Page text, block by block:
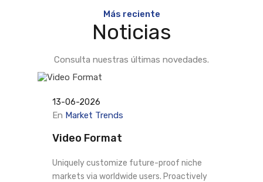
Más reciente
Noticias
Consulta nuestras últimas novedades.
13-06-2026
En Market Trends
Video Format
Uniquely customize future-proof niche
markets via worldwide users. Proactively